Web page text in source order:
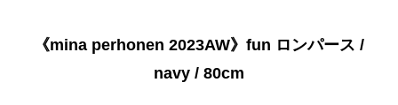
《mina perhonen 2023AW》fun ロンパース /
navy / 80cm